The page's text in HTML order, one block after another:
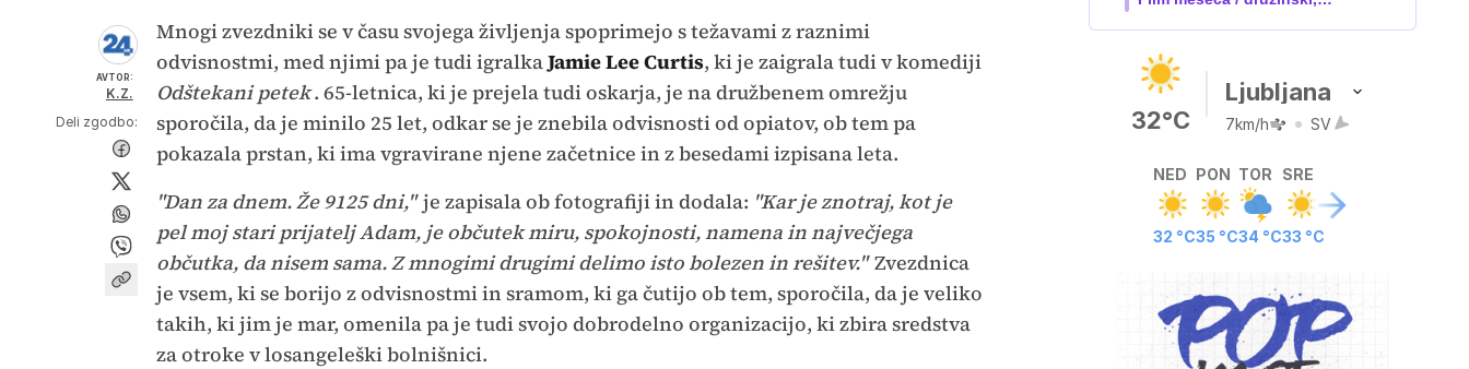
AVTOR:
K.Z.
Deli zgodbo:
Mnogi zvezdniki se v času svojega življenja spoprimejo s težavami z raznimi
odvisnostmi, med njimi pa je tudi igralkaJamie Lee Curtis, ki je zaigrala tudi v komediji
Odštekani petek. 65-letnica, ki je prejela tudi oskarja, je na družbenem omrežju
sporočila, da je minilo 25 let, odkar se je znebila odvisnosti od opiatov, ob tem pa
pokazala prstan, ki ima vgravirane njene začetnice in z besedami izpisana leta.
"Dan za dnem. Že 9125 dni,"je zapisala ob fotografiji in dodala: "Kar je znotraj, kot je
pel moj stari prijatelj Adam, je občutek miru, spokojnosti, namena in največjega
občutka, da nisem sama. Z mnogimi drugimi delimo isto bolezen in rešitev."Zvezdnica
je vsem, ki se borijo z odvisnostmi in sramom, ki ga čutijo ob tem, sporočila, da je veliko
takih, ki jim je mar, omenila pa je tudi svojo dobrodelno organizacijo, ki zbira sredstva
za otroke v losangeleški bolnišnici.
32°C
Ljubljana
7km/h SV
NED
32 °C
PON
35 °C
TOR
34 °C
SRE
33 °C